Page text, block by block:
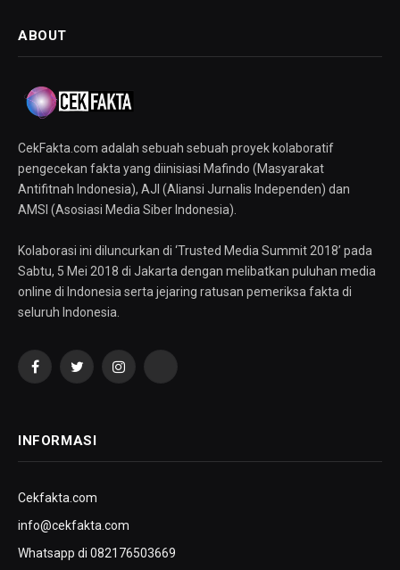
ABOUT
CekFakta.com adalah sebuah sebuah proyek kolaboratif
pengecekan fakta yang diinisiasi Mafindo (Masyarakat
Antifitnah Indonesia), AJI (Aliansi Jurnalis Independen) dan
AMSI (Asosiasi Media Siber Indonesia).
Kolaborasi ini diluncurkan di ‘Trusted Media Summit 2018’ pada
Sabtu, 5 Mei 2018 di Jakarta dengan melibatkan puluhan media
online di Indonesia serta jejaring ratusan pemeriksa fakta di
seluruh Indonesia.
FacebookTwitterInstagramYouTube
INFORMASI
Cekfakta.com
info@cekfakta.com
Whatsapp di 082176503669